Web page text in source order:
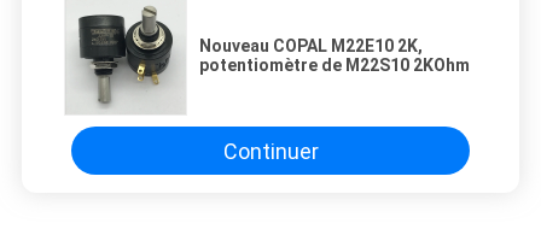
Nouveau COPAL M22E10 2K,
potentiomètre de M22S10 2KOhm
Continuer